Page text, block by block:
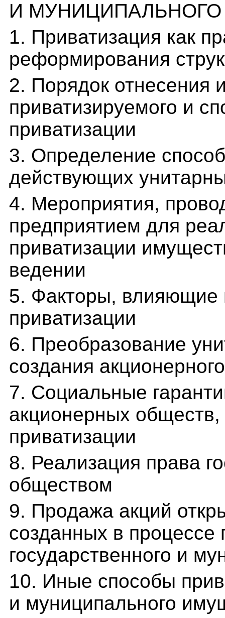
И
1. Приватизация как
реформирования
2. Порядок отнесения
приватизируемого и
приватизации
3. Определение
действующих
4. Мероприятия,
предприятием для
приватизации
ведении
5. Факторы, влияющие
приватизации
6. Преобразование
создания
7. Социальные
акционерных
приватизации
8. Реализация права
обществом
9. Продажа акций
созданных в процессе
государственного и
10. Иные способы
и муниципального